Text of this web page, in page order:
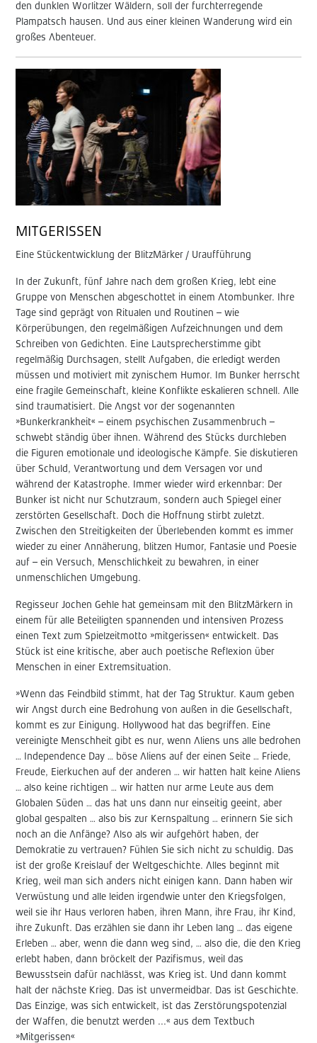
den dunklen Worlitzer Wäldern, soll der furchterregende
Plampatsch hausen. Und aus einer kleinen Wanderung wird ein
großes Abenteuer.
MITGERISSEN
Eine Stückentwicklung der BlitzMärker / Uraufführung
In der Zukunft, fünf Jahre nach dem großen Krieg, lebt eine
Gruppe von Menschen abgeschottet in einem Atombunker. Ihre
Tage sind geprägt von Ritualen und Routinen – wie
Körperübungen, den regelmäßigen Aufzeichnungen und dem
Schreiben von Gedichten. Eine Lautsprecherstimme gibt
regelmäßig Durchsagen, stellt Aufgaben, die erledigt werden
müssen und motiviert mit zynischem Humor. Im Bunker herrscht
eine fragile Gemeinschaft, kleine Konflikte eskalieren schnell. Alle
sind traumatisiert. Die Angst vor der sogenannten
»Bunkerkrankheit« – einem psychischen Zusammenbruch –
schwebt ständig über ihnen. Während des Stücks durchleben
die Figuren emotionale und ideologische Kämpfe. Sie diskutieren
über Schuld, Verantwortung und dem Versagen vor und
während der Katastrophe. Immer wieder wird erkennbar: Der
Bunker ist nicht nur Schutzraum, sondern auch Spiegel einer
zerstörten Gesellschaft. Doch die Hoffnung stirbt zuletzt.
Zwischen den Streitigkeiten der Überlebenden kommt es immer
wieder zu einer Annäherung, blitzen Humor, Fantasie und Poesie
auf – ein Versuch, Menschlichkeit zu bewahren, in einer
unmenschlichen Umgebung.
Regisseur Jochen Gehle hat gemeinsam mit den BlitzMärkern in
einem für alle Beteiligten spannenden und intensiven Prozess
einen Text zum Spielzeitmotto »mitgerissen« entwickelt. Das
Stück ist eine kritische, aber auch poetische Reflexion über
Menschen in einer Extremsituation.
»Wenn das Feindbild stimmt, hat der Tag Struktur. Kaum geben
wir Angst durch eine Bedrohung von außen in die Gesellschaft,
kommt es zur Einigung. Hollywood hat das begriffen. Eine
vereinigte Menschheit gibt es nur, wenn Aliens uns alle bedrohen
… Independence Day … böse Aliens auf der einen Seite … Friede,
Freude, Eierkuchen auf der anderen … wir hatten halt keine Aliens
… also keine richtigen … wir hatten nur arme Leute aus dem
Globalen Süden … das hat uns dann nur einseitig geeint, aber
global gespalten … also bis zur Kernspaltung … erinnern Sie sich
noch an die Anfänge? Also als wir aufgehört haben, der
Demokratie zu vertrauen? Fühlen Sie sich nicht zu schuldig. Das
ist der große Kreislauf der Weltgeschichte. Alles beginnt mit
Krieg, weil man sich anders nicht einigen kann. Dann haben wir
Verwüstung und alle leiden irgendwie unter den Kriegsfolgen,
weil sie ihr Haus verloren haben, ihren Mann, ihre Frau, ihr Kind,
ihre Zukunft. Das erzählen sie dann ihr Leben lang … das eigene
Erleben … aber, wenn die dann weg sind, … also die, die den Krieg
erlebt haben, dann bröckelt der Pazifismus, weil das
Bewusstsein dafür nachlässt, was Krieg ist. Und dann kommt
halt der nächste Krieg. Das ist unvermeidbar. Das ist Geschichte.
Das Einzige, was sich entwickelt, ist das Zerstörungspotenzial
der Waffen, die benutzt werden ...« aus dem Textbuch
»Mitgerissen«